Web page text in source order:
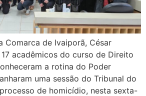
Comarca de Ivaiporã, César
acadêmicos do curso de Direito
a rotina do Poder
uma sessão do Tribunal do
de homicídio, nesta sexta-